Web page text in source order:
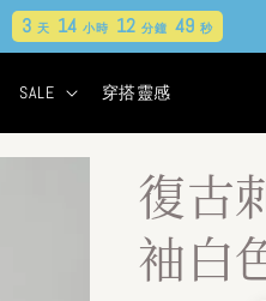
3 天 14小時 12分鐘 48秒
SALE 穿搭靈感
復古
袖白